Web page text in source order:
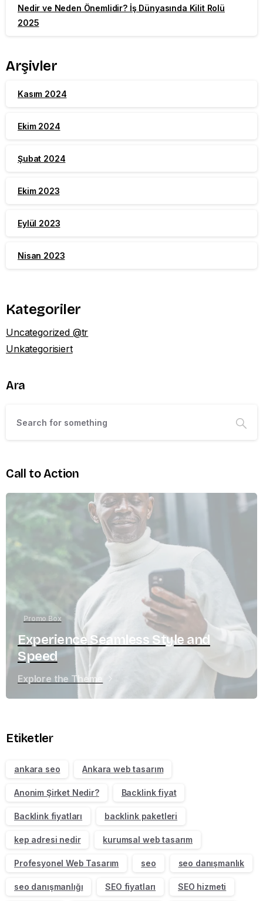
Nedir ve Neden Önemlidir? İş Dünyasında Kilit Rolü
2025
Arşivler
Kasım 2024
Ekim 2024
Şubat 2024
Ekim 2023
Eylül 2023
Nisan 2023
Kategoriler
Uncategorized @tr
Unkategorisiert
Ara
Call to Action
Promo Box
Experience Seamless Style and
Speed
Explore the Theme
Etiketler
ankara seo Ankara web tasarım
Anonim Şirket Nedir? Backlink fiyat
Backlink fiyatları backlink paketleri
kep adresi nedir kurumsal web tasarım
Profesyonel Web Tasarım seo seo danışmanlık
seo danışmanlığı SEO fiyatları SEO hizmeti